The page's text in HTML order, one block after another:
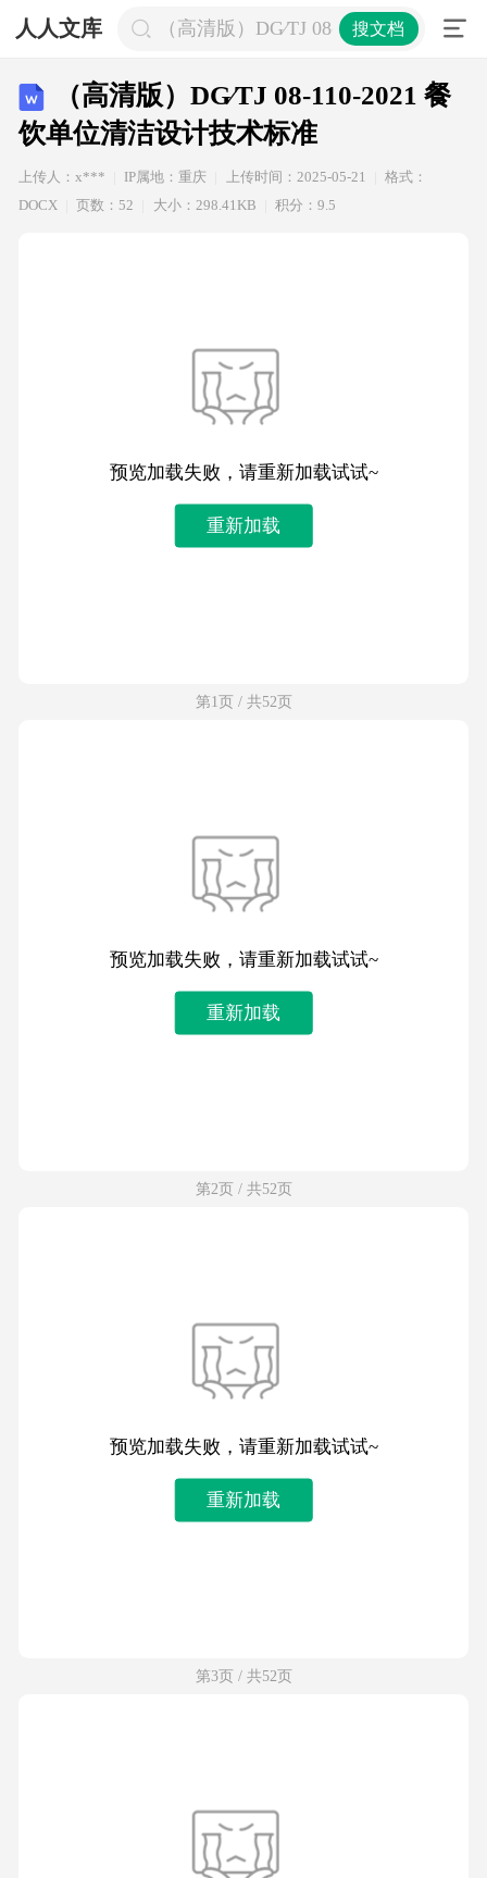
人人文库 （高清版）DG∕TJ 08-110-2021 餐饮
搜文档
（高清版）DG∕TJ 08-110-2021 餐
饮单位清洁设计技术标准
上传人：x*** IP属地：重庆 上传时间：2025-05-21
格式：
DOCX
页数：52 大小：298.41KB 积分：9.5
预览加载失败，请重新加载试试~
重新加载
第1页 / 共52页
预览加载失败，请重新加载试试~
重新加载
第2页 / 共52页
预览加载失败，请重新加载试试~
重新加载
第3页 / 共52页